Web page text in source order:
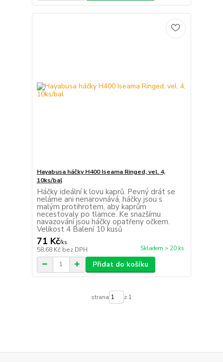
Hayabusa háčky H400 Iseama Ringed, vel. 4,
10ks/bal
Háčky ideální k lovu kaprů. Pevný drát se
neláme ani nenarovnává, háčky jsou s
malým protihrotem, aby kaprům
necestovaly po tlamce. Ke snazšímu
navazování jsou háčky opatřeny očkem.
Velikost 4 Balení 10 kusů
71 Kč/ks
58,68 Kč bez DPH Skladem > 20 ks
Přidat do košíku
strana z 1